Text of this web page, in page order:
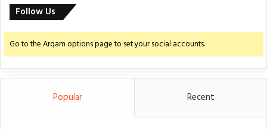
Follow Us
Go to the Arqam options page to set your social accounts.
Popular Recent